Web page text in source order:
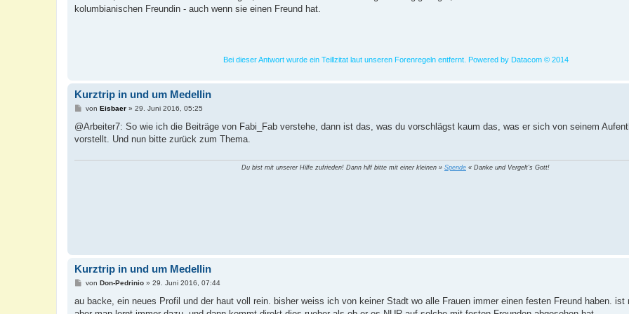
kolumbianischen Freundin - auch wenn sie einen Freund hat.
Bei dieser Antwort wurde ein Teillzitat laut unseren Forenregeln entfernt. Powered by Datacom © 2014
Kurztrip in und um Medellin
B
i
r
von Eisbaer» 29. Juni 2016, 05:25
@Arbeiter7: So wie ich die Beiträge von Fabi_Fab verstehe, dann ist das, was du vorschlägst kaum das, was er sich von seinem
vorstellt. Und nun bitte zurück zum Thema.
Du bist mit unserer Hilfe zufrieden! Dann hilf bitte mit einer kleinen » Spende « Danke und Vergelt's Gott!
Kurztrip in und um Medellin
B
i
von Don-Pedrinio» 29. Juni 2016, 07:44
au backe, ein neues Profil und der haut voll rein. bisher weiss ich von keiner Stadt wo alle Frauen immer einen festen Freund haben. ist